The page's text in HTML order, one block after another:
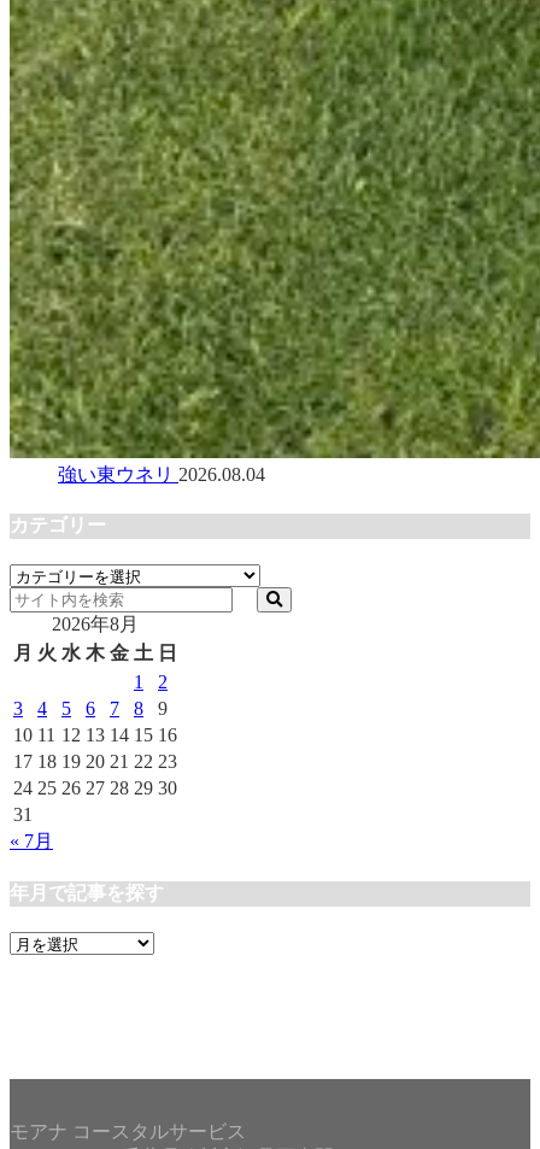
強い東ウネリ 2026.08.04
カテゴリー
カ
テ
リ
2026年8月
月 火 水 木 金 土 日
1
2
3
4 5 6 7 8
9
10 11 12 13 14 15 16
17 18 19 20 21 22 23
24 25 26 27 28 29 30
31
« 7月
年月で記事を探す
年
モアナ コースタルサービス